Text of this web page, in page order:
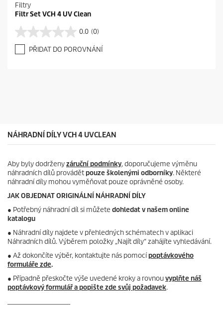
Filtry
Filtr Set VCH 4 UV Clean
0.0 (0)
0
.
0
č
e
.
PŘIDAT DO POROVNÁNÍ
NÁHRADNÍ DÍLY VCH 4 UVCLEAN
Aby byly dodrženyzáruční podmínky, doporučujeme výměnu
náhradních dílů provádětpouze školenými odborníky. Některé
náhradní díly mohou vyměňovat pouze oprávněné osoby.
JAK OBJEDNAT ORIGINÁLNÍ NÁHRADNÍ DÍLY
● Potřebný náhradní díl si můžete dohledat v našem online
katalogu
● Náhradní díly najdete v přehledných schématech v aplikaci
Náhradních dílů. Výběrem položky „Najít díly“ zahájíte vyhledávání.
● Až dokončíte výběr, kontaktujte nás pomocípoptávkového
formuláře zde.
● Případně přeskočte výše uvedené kroky a rovnouvyplňte náš
poptávkový formulář a popište zde svůj požadavek.